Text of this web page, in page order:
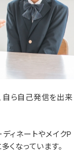
自ら自己発信を出来
ィネートやメイクP
くなっています。